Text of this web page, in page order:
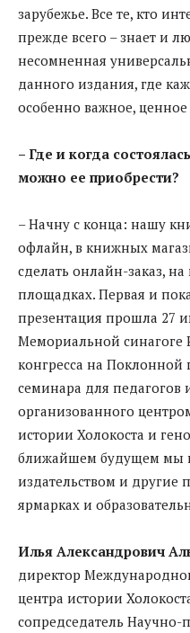
зарубежье. Все те, кто
прежде всего – знает и
несомненная
данного издания, где
особенно важное, ценное
– Где и когда
можно ее приобрести?
– Начну с конца: нашу
офлайн, в книжных
сделать онлайн-заказ,
площадках. Первая и
презентация прошла 27
Мемориальной синагоге
конгресса на Поклонной
семинара для педагогов
организованного
истории Холокоста и
ближайшем будущем мы
издательством и
ярмарках и
Илья Александрович
директор
центра истории
сопредседатель Научно-